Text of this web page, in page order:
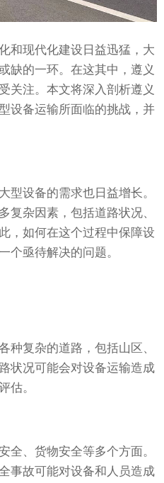
和现代化建设日益迅猛，大
缺的一环。在这其中，遵义
关注。本文将深入剖析遵义
设备运输所面临的挑战，并
型设备的需求也日益增长。
复杂因素，包括道路状况、
，如何在这个过程中保障设
个亟待解决的问题。
种复杂的道路，包括山区、
状况可能会对设备运输造成
估。
全、货物安全等多个方面。
事故可能对设备和人员造成